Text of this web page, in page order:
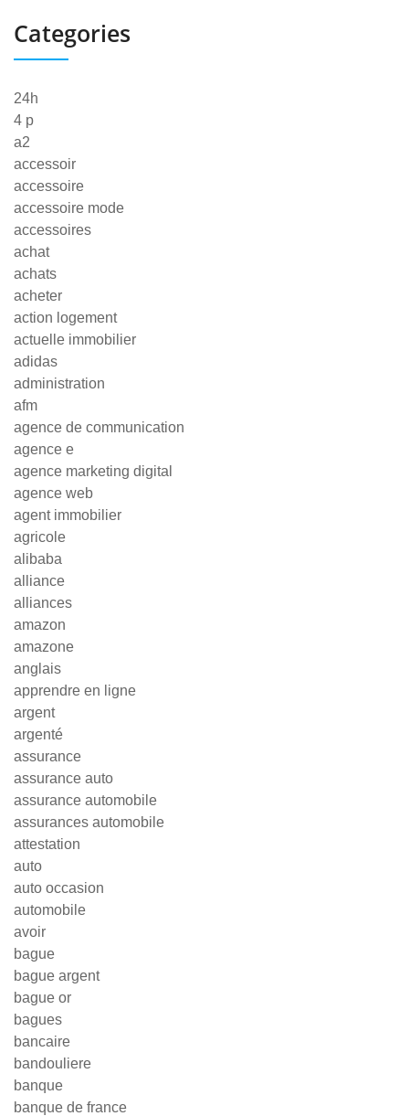
Categories
24h
4 p
a2
accessoir
accessoire
accessoire mode
accessoires
achat
achats
acheter
action logement
actuelle immobilier
adidas
administration
afm
agence de communication
agence e
agence marketing digital
agence web
agent immobilier
agricole
alibaba
alliance
alliances
amazon
amazone
anglais
apprendre en ligne
argent
argenté
assurance
assurance auto
assurance automobile
assurances automobile
attestation
auto
auto occasion
automobile
avoir
bague
bague argent
bague or
bagues
bancaire
bandouliere
banque
banque de france